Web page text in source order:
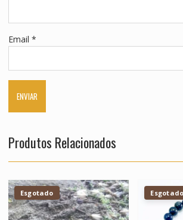
Email *
Produtos Relacionados
Esgotado Esgotado